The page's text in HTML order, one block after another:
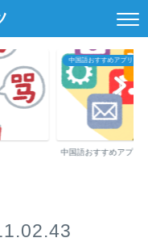
中国語おすすめアプリ・参
中国語おすすめアプリ